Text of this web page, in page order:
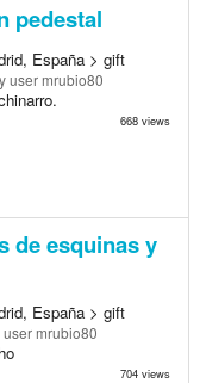
pedestal
España > gift
user mrubio80
668 views
de esquinas y
España > gift
user mrubio80
704 views